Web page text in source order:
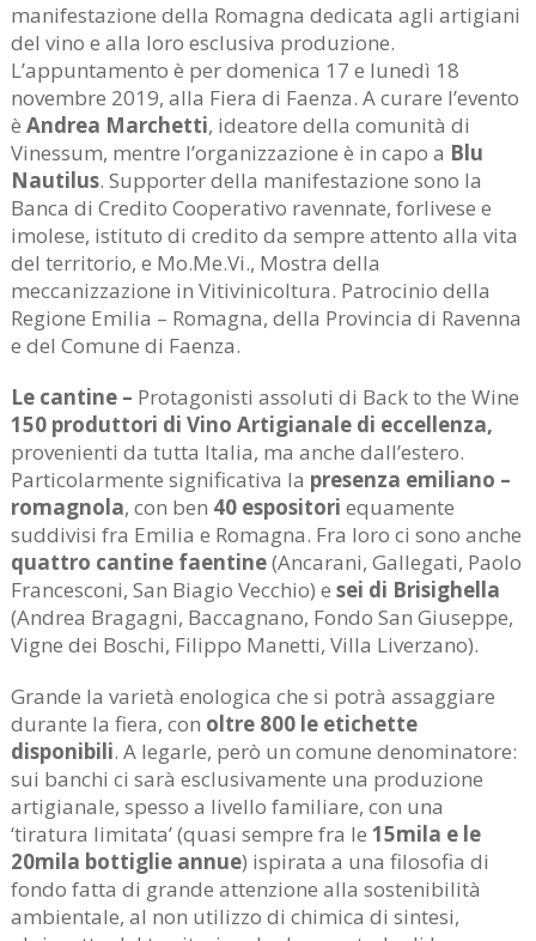
manifestazione della Romagna dedicata agli artigiani
del vino e alla loro esclusiva produzione.
L’appuntamento è per domenica 17 e lunedì 18
novembre 2019, alla Fiera di Faenza. A curare l’evento
è Andrea Marchetti, ideatore della comunità di
Vinessum, mentre l’organizzazione è in capo a Blu
Nautilus. Supporter della manifestazione sono la
Banca di Credito Cooperativo ravennate, forlivese e
imolese, istituto di credito da sempre attento alla vita
del territorio, e Mo.Me.Vi., Mostra della
meccanizzazione in Vitivinicoltura. Patrocinio della
Regione Emilia – Romagna, della Provincia di Ravenna
e del Comune di Faenza.
Le cantine – Protagonisti assoluti di Back to the Wine
150 produttori di Vino Artigianale di eccellenza,
provenienti da tutta Italia, ma anche dall’estero.
Particolarmente significativa la presenza emiliano –
romagnola, con ben 40 espositori equamente
suddivisi fra Emilia e Romagna. Fra loro ci sono anche
quattro cantine faentine(Ancarani, Gallegati, Paolo
Francesconi, San Biagio Vecchio) e sei di Brisighella
(Andrea Bragagni, Baccagnano, Fondo San Giuseppe,
Vigne dei Boschi, Filippo Manetti, Villa Liverzano).
Grande la varietà enologica che si potrà assaggiare
durante la fiera, con oltre 800 le etichette
disponibili. A legarle, però un comune denominatore:
sui banchi ci sarà esclusivamente una produzione
artigianale, spesso a livello familiare, con una
‘tiratura limitata’ (quasi sempre fra le 15mila e le
20mila bottiglie annue) ispirata a una filosofia di
fondo fatta di grande attenzione alla sostenibilità
ambientale, al non utilizzo di chimica di sintesi,